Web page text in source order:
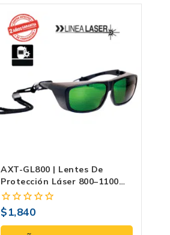
AXT-GL800 | Lentes De
Protección Láser 800–1100
Nm (OD>6/OD>7) Con Marco
TR90
0
fuera
$1,840